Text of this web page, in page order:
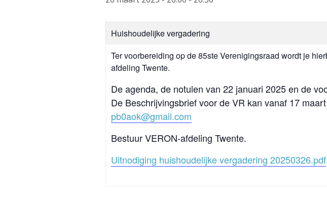
Huishoudelijke vergadering
Ter voorbereiding op de 85ste Verenigingsraad wordt je
afdeling Twente.
De agenda, de notulen van 22 januari 2025 en de
De Beschrijvingsbrief voor de VR kan vanaf 17
pb0aok@gmail.com
Bestuur VERON-afdeling Twente.
Uitnodiging huishoudelijke vergadering 20250326.pdf